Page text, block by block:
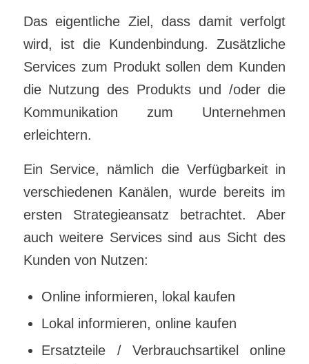
Das eigentliche Ziel, dass damit verfolgt
wird, ist die Kundenbindung. Zusätzliche
Services zum Produkt sollen dem Kunden
die Nutzung des Produkts und /oder die
Kommunikation zum Unternehmen
erleichtern.
Ein Service, nämlich die Verfügbarkeit in
verschiedenen Kanälen, wurde bereits im
ersten Strategieansatz betrachtet. Aber
auch weitere Services sind aus Sicht des
Kunden von Nutzen:
Online informieren, lokal kaufen
Lokal informieren, online kaufen
Ersatzteile / Verbrauchsartikel online